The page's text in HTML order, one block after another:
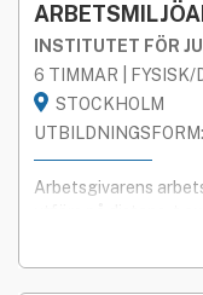
INSTITUTET FÖR
6 TIMMAR | FYSISK/
STOCKHOLM
Arbetsgivarens